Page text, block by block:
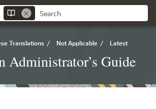
Translations / Not Applicable / Latest
Administrator’s Guide